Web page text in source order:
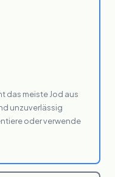
das meiste Jod aus
unzuverlässig
oder verwende